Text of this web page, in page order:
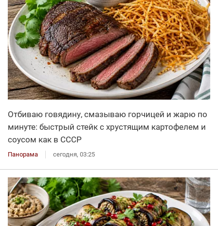
Отбиваю говядину, смазываю горчицей и жарю по
минуте: быстрый стейк с хрустящим картофелем и
соусом как в СССР
Панорама сегодня, 03:25